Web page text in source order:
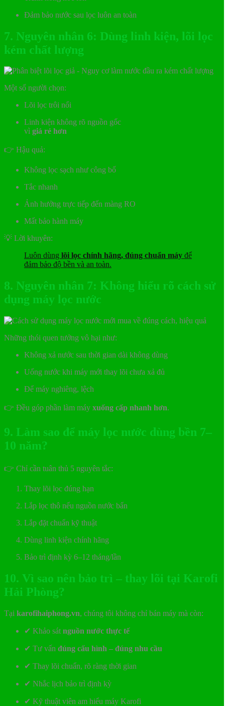
Đảm bảo nước sau lọc luôn an toàn
7. Nguyên nhân 6: Dùng linh kiện, lõi lọc
kém chất lượng
Một số người chọn:
Lõi lọc trôi nổi
Linh kiện không rõ nguồn gốc
vì giá rẻ hơn
👉 Hậu quả:
Không lọc sạch như công bố
Tắc nhanh
Ảnh hưởng trực tiếp đến màng RO
Mất bảo hành máy
💡 Lời khuyên:
Luôn dùng lõi lọc chính hãng, đúng chuẩn máy để
đảm bảo độ bền và an toàn.
8. Nguyên nhân 7: Không hiểu rõ cách sử
dụng máy lọc nước
Những thói quen tưởng vô hại như:
Không xả nước sau thời gian dài không dùng
Uống nước khi máy mới thay lõi chưa xả đủ
Để máy nghiêng, lệch
👉 Đều góp phần làm máy xuống cấp nhanh hơn.
9. Làm sao để máy lọc nước dùng bền 7–
10 năm?
👉 Chỉ cần tuân thủ 5 nguyên tắc:
Thay lõi lọc đúng hạn
Lắp lọc thô nếu nguồn nước bẩn
Lắp đặt chuẩn kỹ thuật
Dùng linh kiện chính hãng
Bảo trì định kỳ 6–12 tháng/lần
10. Vì sao nên bảo trì – thay lõi tại Karofi
Hải Phòng?
Tại karofihaiphong.vn, chúng tôi không chỉ bán máy mà còn:
✔ Khảo sát nguồn nước thực tế
✔ Tư vấn đúng cấu hình – đúng nhu cầu
✔ Thay lõi chuẩn, rõ ràng thời gian
✔ Nhắc lịch bảo trì định kỳ
✔ Kỹ thuật viên am hiểu máy Karofi